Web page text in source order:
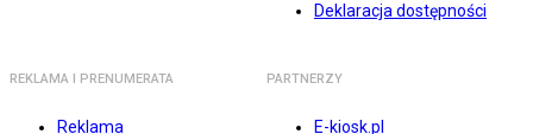
Deklaracja dostępności
REKLAMA I PRENUMERATA
Reklama
PARTNERZY
E-kiosk.pl